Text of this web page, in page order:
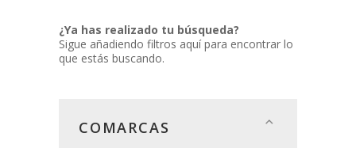
¿Ya has realizado tu búsqueda?
Sigue añadiendo filtros aquí para encontrar lo
que estás buscando.
COMARCAS